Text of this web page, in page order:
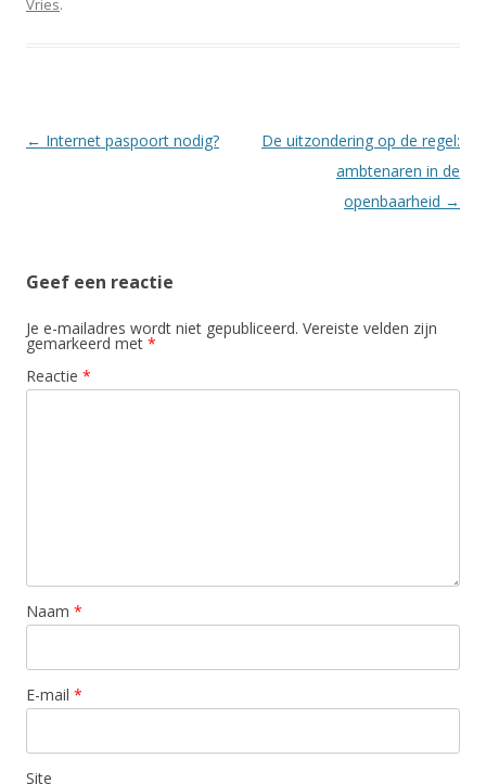
Vries.
Berichtnavigatie
← Internet paspoort nodig?
De uitzondering op de regel:
ambtenaren in de
openbaarheid →
Geef een reactie
Je e-mailadres wordt niet gepubliceerd. Vereiste velden zijn
gemarkeerd met *
Reactie *
Naam *
E-mail *
Site